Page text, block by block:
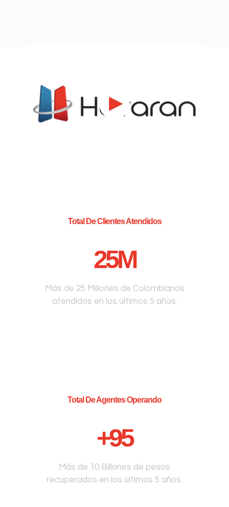
Total De Clientes Atendidos
25M
Más de 25 Millones de Colombianos
atendidos en los últimos 5 años.
Total De Agentes Operando
+95
Más de 10 Billones de pesos
recuperados en los últimos 5 años.